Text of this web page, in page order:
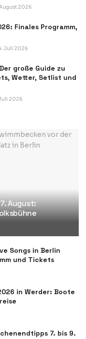
2026
Finales Programm,
Juli 2026
große Guide zu
Wetter, Setlist und
2026
August:
Songs in Berlin
und Tickets
2026 in Werder: Boote
7. bis 9.